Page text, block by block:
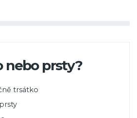
nebo prsty?
trsátko